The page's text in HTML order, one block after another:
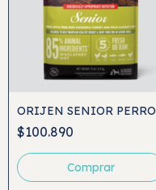
ORIJEN SENIOR PERRO
$100.890
Comprar